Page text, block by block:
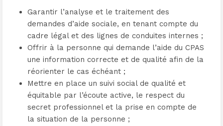
Garantir l’analyse et le traitement des
demandes d’aide sociale, en tenant compte du
cadre légal et des lignes de conduites internes ;
Offrir à la personne qui demande l’aide du CPAS
une information correcte et de qualité afin de la
réorienter le cas échéant ;
Mettre en place un suivi social de qualité et
équitable par l’écoute active, le respect du
secret professionnel et la prise en compte de
la situation de la personne ;